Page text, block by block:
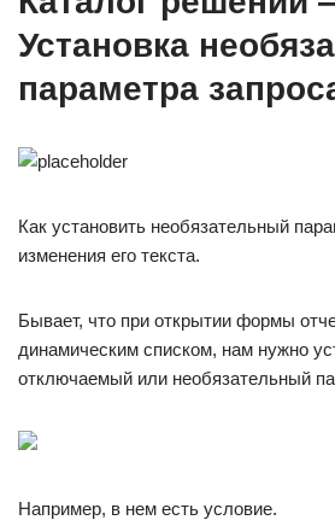
Установка
параметра
Как установить необязательный
изменения его текста.
Бывает, что при открытии формы
динамическим списком, нам нужно
отключаемый или необязательный
Например, в нем есть условие.